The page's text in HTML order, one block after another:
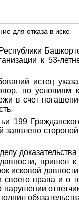
для отказа в иске
к 53-
истец
по условиям
в счет
199
заявлено
исковой
права и о
нарушении